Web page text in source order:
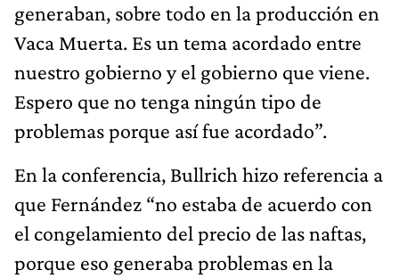
generaban, sobre todo en la producción en
Vaca Muerta. Es un tema acordado entre
nuestro gobierno y el gobierno que viene.
Espero que no tenga ningún tipo de
problemas porque así fue acordado”.
En la conferencia, Bullrich hizo referencia a
que Fernández “no estaba de acuerdo con
el congelamiento del precio de las naftas,
porque eso generaba problemas en la